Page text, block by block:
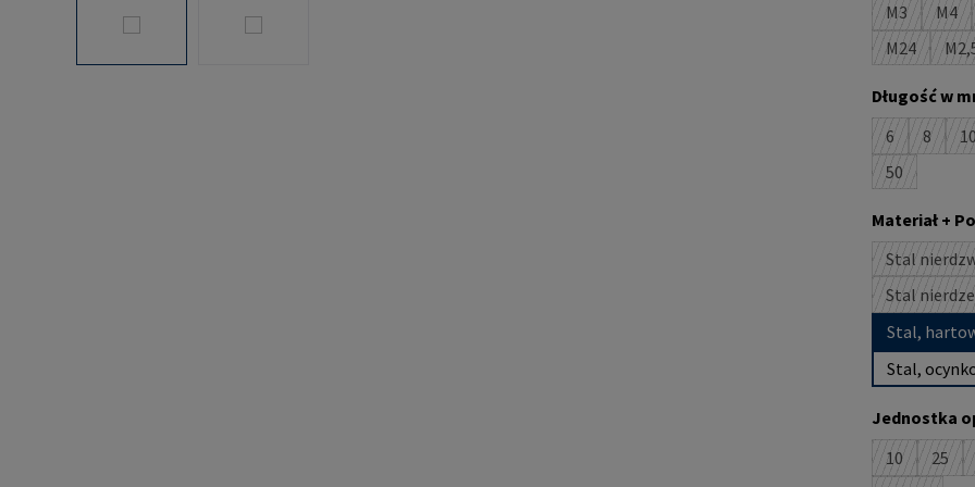
M3
(Ta opcja
M4
(Ta
M24
(Ta opcja
Wybierz
Długość w
6
(Ta opcja
8
(Ta
10
50
(Ta opcja
Wybierz
Materiał +
Stal
Stal
Stal,
Stal,
Wybierz
Jednostka
10
(Ta opcja
25
(Ta